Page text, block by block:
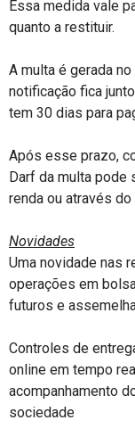
Essa medida vale
quanto a restituir.
A multa é gerada
notificação fica
tem 30 dias para
Após esse prazo,
Darf da multa pode
renda ou através
Novidades
Uma novidade nas
operações em
futuros e
Controles de
online em tempo
acompanhamento
sociedade